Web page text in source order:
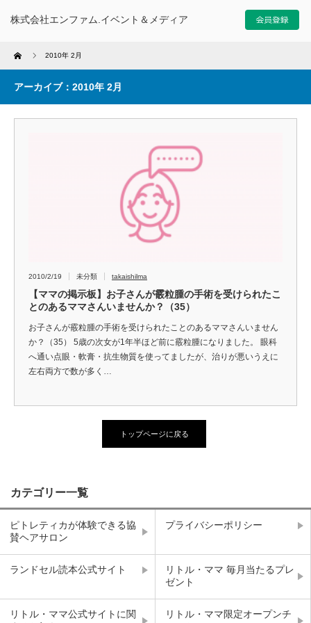
株式会社エンファム.イベント＆メディア
Home 2010年 2月
アーカイブ：2010年 2月
2010/2/19 未分類 takaishilma
【ママの掲示板】お子さんが霰粒腫の手術を受けられたこ
とのあるママさんいませんか？（35）
お子さんが霰粒腫の手術を受けられたことのあるママさんいません
か？（35） 5歳の次女が1年半ほど前に霰粒腫になりました。 眼科
へ通い点眼・軟膏・抗生物質を使ってましたが、治りが悪いうえに
左右両方で数が多く…
トップページに戻る
カテゴリー一覧
ピトレティカが体験できる協
賛ヘアサロン
プライバシーポリシー
ランドセル読本公式サイト
リトル・ママ 毎月当たるプレ
ゼント
リトル・ママ公式サイトに関
リトル・ママ限定オープンチ